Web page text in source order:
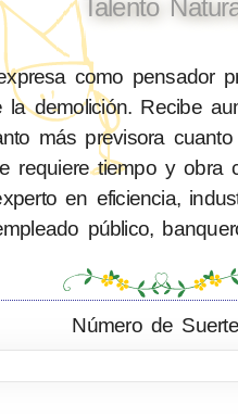
Talento
como pensador
demolición. Recibe
más previsora
requiere tiempo y obra
en eficiencia,
público,
Número de